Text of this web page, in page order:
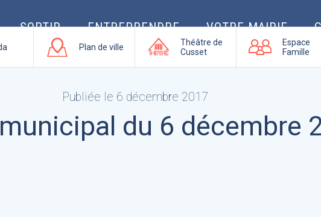
SORTIR ENTREPRENDRE VOTRE MAIRIE
Plan de ville
Théâtre de
Cusset
Espace
Famille
Publiée le 6 décembre 2017
du 6 décembre